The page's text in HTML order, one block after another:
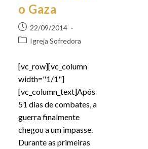
o Gaza
22/09/2014
Igreja Sofredora
[vc_row][vc_column
width="1/1"]
[vc_column_text]Após
51 dias de combates, a
guerra finalmente
chegou a um impasse.
Durante as primeiras